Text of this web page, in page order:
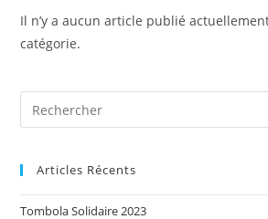
Il n’y a aucun article publié
catégorie.
Articles Récents
Tombola Solidaire 2023